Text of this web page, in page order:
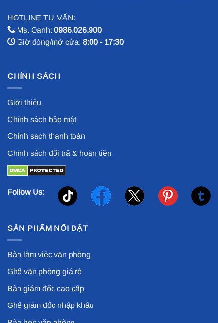
HOTLINE TƯ VẤN:
Ms. Oanh: 0986.026.900
Giờ đóng/mở cửa: 8:00 - 17:30
CHÍNH SÁCH
Giới thiệu
Chính sách bảo mật
Chính sách thanh toán
Chính sách đổi trả & hoàn tiền
Follow Us:
SẢN PHẨM NỔI BẬT
Bàn làm việc văn phòng
Ghế văn phòng giá rẻ
Bàn giám đốc cao cấp
Ghế giám đốc nhập khẩu